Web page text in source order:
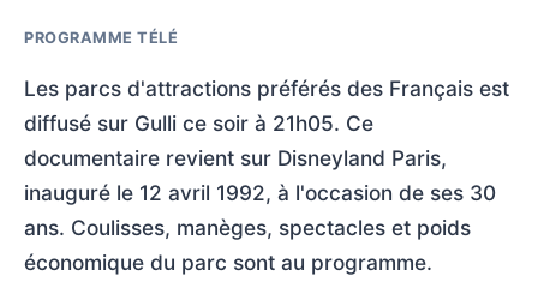
PROGRAMME TÉLÉ
Les parcs d'attractions préférés des Français est
diffusé sur Gulli ce soir à 21h05. Ce
documentaire revient sur Disneyland Paris,
inauguré le 12 avril 1992, à l'occasion de ses 30
ans. Coulisses, manèges, spectacles et poids
économique du parc sont au programme.